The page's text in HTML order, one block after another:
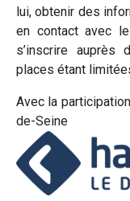
lui, obtenir des
en contact avec
s’inscrire auprès
places étant
Avec la
de-Seine